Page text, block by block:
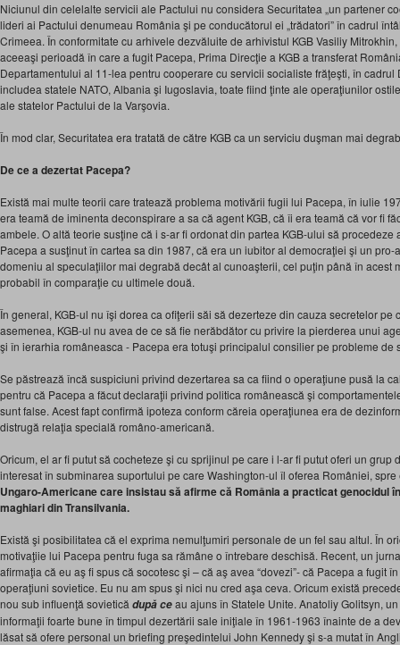
Niciunul din celelalte servicii ale Pactului nu considera Securitatea „un partener
lideri ai Pactului denumeau România şi pe conducătorul ei „trădatori” în cadrul
Crimeea. În conformitate cu arhivele dezvăluite de arhivistul KGB Vasiliy Mitrokhin,
aceeaşi perioadă în care a fugit Pacepa, Prima Direcţie a KGB a transferat
Departamentului al 11-lea pentru cooperare cu servicii socialiste frăţeşti, în
includea statele NATO, Albania şi Iugoslavia, toate fiind ţinte ale operaţiunilor
ale statelor Pactului de la Varşovia.
În mod clar, Securitatea era tratată de către KGB ca un serviciu duşman mai
De ce a dezertat Pacepa?
Există mai multe teorii care tratează problema motivării fugii lui Pacepa, în iulie
era teamă de iminenta deconspirare a sa că agent KGB, că îi era teamă că vor fi
ambele. O altă teorie susţine că i s-ar fi ordonat din partea KGB-ului să procedeze
Pacepa a susţinut în cartea sa din 1987, că era un iubitor al democraţiei şi un
domeniu al speculaţiilor mai degrabă decât al cunoaşterii, cel puţin până în acest
probabil în comparaţie cu ultimele două.
În general, KGB-ul nu îşi dorea ca ofiţerii săi să dezerteze din cauza secretelor pe
asemenea, KGB-ul nu avea de ce să fie nerăbdător cu privire la pierderea unui
şi în ierarhia româneasca - Pacepa era totuşi principalul consilier pe probleme
Se păstrează încă suspiciuni privind dezertarea sa ca fiind o operaţiune pusă la
pentru că Pacepa a făcut declaraţii privind politica românească şi
sunt false. Acest fapt confirmă ipoteza conform căreia operaţiunea era de
distrugă relaţia specială româno-americană.
Oricum, el ar fi putut să cocheteze şi cu sprijinul pe care i l-ar fi putut oferi un grup
interesat în subminarea suportului pe care Washington-ul îl oferea României,
Ungaro-Americane care insistau să afirme că România a practicat genocidul
maghiari din Transilvania.
Există şi posibilitatea că el exprima nemulţumiri personale de un fel sau altul. În
motivaţiie lui Pacepa pentru fuga sa rămâne o întrebare deschisă. Recent, un
afirmaţia că eu aş fi spus că socotesc şi – că aş avea “dovezi”- că Pacepa a fugit
operaţiuni sovietice. Eu nu am spus şi nici nu cred aşa ceva. Oricum există
nou sub influenţă sovietică după ceau ajuns în Statele Unite. Anatoliy Golitsyn,
informaţii foarte bune în timpul dezertării sale iniţiale în 1961-1963 înainte de a
lăsat să ofere personal un briefing preşedintelui John Kennedy şi s-a mutat în